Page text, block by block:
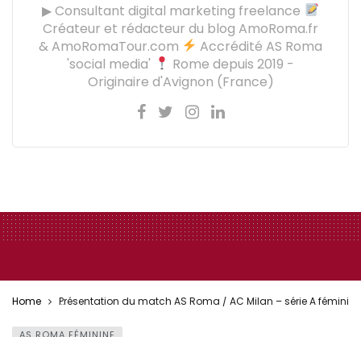
▶ Consultant digital marketing freelance
Créateur et rédacteur du blog AmoRoma.fr
& AmoRomaTour.com
Accrédité AS Roma
'social media'
Rome depuis 2019 -
Originaire d'Avignon (France)
Home Présentation du match AS Roma / AC Milan – série A féminine